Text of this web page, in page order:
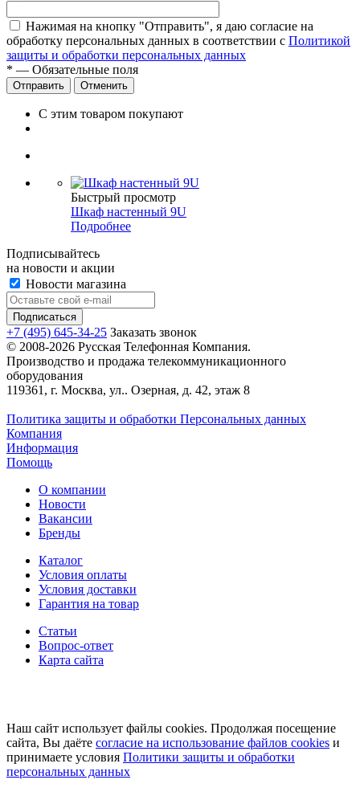
Нажимая на кнопку "Отправить", я даю согласие на
обработку персональных данных в соответствии с Политикой
защиты и обработки персональных данных
* — Обязательные поля
Отправить Отменить
С этим товаром покупают
Быстрый просмотр
Шкаф настенный 9U
Подробнее
Подписывайтесь
на новости и акции
Новости магазина
+7 (495) 645-34-25 Заказать звонок
© 2008-2026 Русская Телефонная Компания.
Производство и продажа телекоммуникационного
оборудования
119361, г. Москва, ул.. Озерная, д. 42, этаж 8
Политика защиты и обработки Персональных данных
Компания
Информация
Помощь
О компании
Новости
Вакансии
Бренды
Каталог
Условия оплаты
Условия доставки
Гарантия на товар
Статьи
Вопрос-ответ
Карта сайта
Наш сайт использует файлы cookies. Продолжая посещение
сайта, Вы даёте согласие на использование файлов cookies и
принимаете условия Политики защиты и обработки
персональных данных